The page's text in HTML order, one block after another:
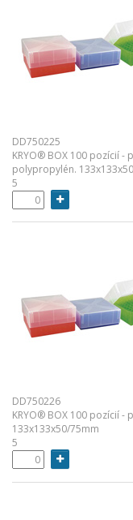
DD750225
KRYO® BOX 100 pozícií -
polypropylén.
5
DD750226
KRYO® BOX 100 pozícií -
133x133x50/75mm
5